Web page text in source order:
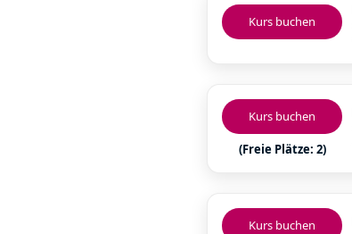
Kurs buchen
Kurs buchen
(Freie Plätze: 2)
Kurs buchen